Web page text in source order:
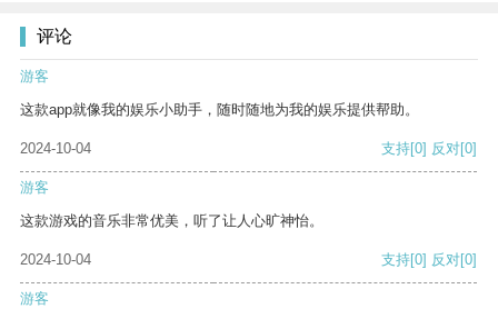
评论
游客
这款app就像我的娱乐小助手，随时随地为我的娱乐提供帮助。
2024-10-04 支持[0] 反对[0]
游客
这款游戏的音乐非常优美，听了让人心旷神怡。
2024-10-04 支持[0] 反对[0]
游客